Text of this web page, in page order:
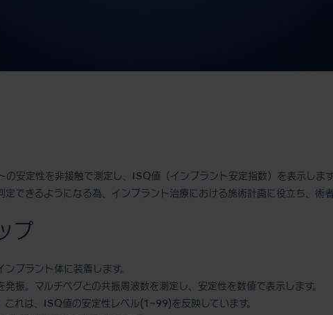
安定性を非接触で測定し、ISQ値（インプラント安定指数）を表示しま
定できるようになる為、インプラント治療における施術計画に役立ち、術
プ
プラント体に装着します。
振。マルチペグとの共振周波数を測定し、安定性を数値で表示します。
れは、ISQ値の安定性レベル(1~99)を反映しています。